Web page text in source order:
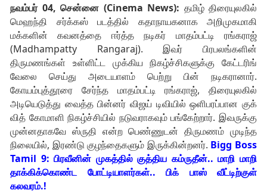
நவம்பர் 04, சென்னை (Cinema News): தமிழ் திரையுலகில்
மெஹந்தி சர்க்கஸ் படத்தில் கதாநாயகனாக அறிமுகமாகி
மக்களின் கவனத்தை ஈர்த்த நடிகர் மாதம்பட்டி ரங்கராஜ்
(Madhampatty Rangaraj). இவர் பிரபலங்களின்
திருமணங்கள் உள்ளிட்ட முக்கிய நிகழ்ச்சிகளுக்கு கேட்டரிங்
வேலை செய்து அடையாளம் பெற்று பின் நடிகரானார்.
கோயம்புத்தூரை சேர்ந்த மாதம்பட்டி ரங்கராஜ், திரையுலகில்
அடியெடுத்து வைத்த பின்னர் விஜய் டிவியில் ஒளிபரப்பான குக்
வித் கோமாளி நிகழ்ச்சியில் நடுவராகவும் பங்கேற்றார். இவருக்கு
முன்னதாகவே ஸ்ருதி என்ற பெண்ணுடன் திருமணம் முடிந்த
நிலையில், இரண்டு குழந்தைகளும் இருக்கின்றனர். Bigg Boss
Tamil 9: பிரவீனின் முகத்தில் குத்திய கம்ருதீன்.. மாறி மாறி
தாக்கிக்கொண்ட போட்டியாளர்கள்.. பிக் பாஸ் வீட்டிற்குள்
கலவரம்.!